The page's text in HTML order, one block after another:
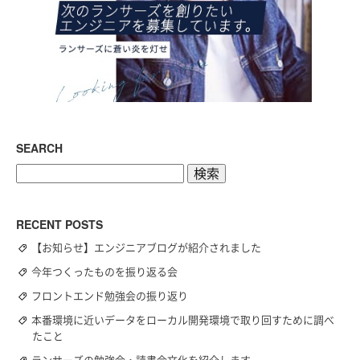
SEARCH
RECENT POSTS
【お知らせ】エンジニアブログが紹介されました
今年つくったものを振り返る会
フロントエンド勉強会の振り返り
本番環境に近いデータをローカル開発環境で取り回すために調べ
たこと